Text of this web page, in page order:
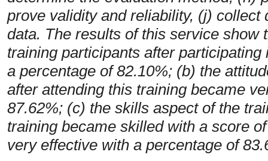
prove validity and reliability, (j)
data. The results of this service show
training participants after
a percentage of 82.10%; (b) the
after attending this training became
87.62%; (c) the skills aspect of the
training became skilled with a score
very effective with a percentage of